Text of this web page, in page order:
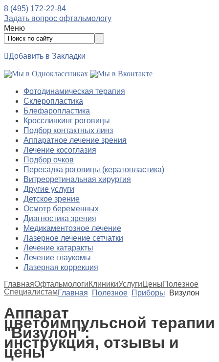
8 (495) 172-22-84
Задать вопрос офтальмологу
Меню
Добавить в Закладки
Фотодинамическая терапия
Склеропластика
Блефаропластика
Кросслинкинг роговицы
Подбор контактных линз
Аппаратное лечение зрения
Лечение косоглазия
Подбор очков
Пересадка роговицы (кератопластика)
Витреоретинальная хирургия
Другие услуги
Детское зрение
Осмотр беременных
Диагностика зрения
Медикаментозное лечение
Лазерное лечение сетчатки
Лечение катаракты
Лечение глаукомы
Лазерная коррекция
ГлавнаяОфтальмологиКлиникиУслуги ЦеныПолезное
СпециалистамГлавная Полезное Приборы Визулон
Аппарат
цветоимпульсной терапии
"Визулон":
инструкция, отзывы и
цены